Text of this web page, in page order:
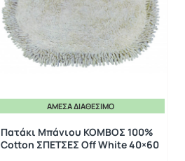
ΆΜΕΣΑ ΔΙΑΘΈΣΙΜΟ
Πατάκι Μπάνιου ΚΟΜΒΟΣ 100%
Cotton ΣΠΕΤΣΕΣ Off White 40×60